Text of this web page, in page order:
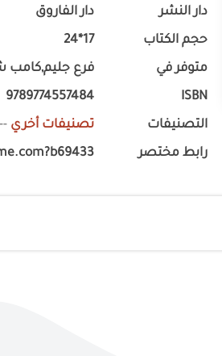
دار النشر دار الفاروق
حجم الكتاب 17*24
متوفر في فرع جليم,كامب
ISBN
9789774557484
التصنيفات تصنيفات أخري --
رابط مختصر